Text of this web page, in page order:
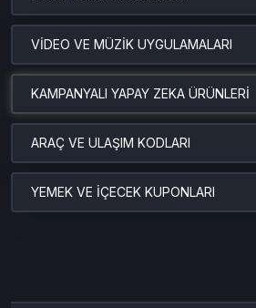
VİDEO VE MÜZİK UYGULAMALARI
KAMPANYALI YAPAY ZEKA ÜRÜNLERİ
ARAÇ VE ULAŞIM KODLARI
YEMEK VE İÇECEK KUPONLARI